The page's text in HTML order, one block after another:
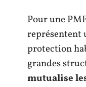
Pour une
représentent
protection
grandes
mutualise